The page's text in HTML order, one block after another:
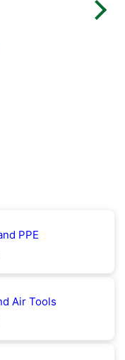
PPE
Air Tools